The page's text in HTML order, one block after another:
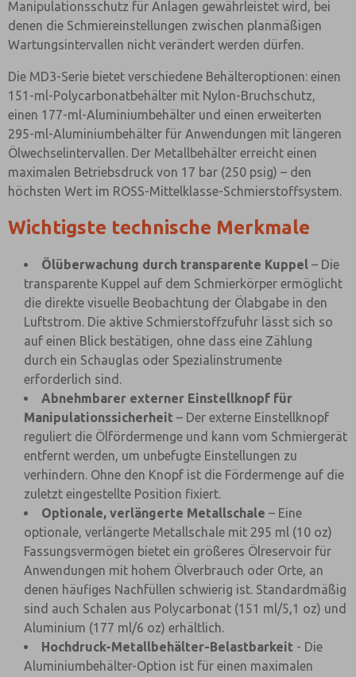
Manipulationsschutz für Anlagen gewährleistet wird, bei
denen die Schmiereinstellungen zwischen planmäßigen
Wartungsintervallen nicht verändert werden dürfen.
Die MD3-Serie bietet verschiedene Behälteroptionen: einen
151-ml-Polycarbonatbehälter mit Nylon-Bruchschutz,
einen 177-ml-Aluminiumbehälter und einen erweiterten
295-ml-Aluminiumbehälter für Anwendungen mit längeren
Ölwechselintervallen. Der Metallbehälter erreicht einen
maximalen Betriebsdruck von 17 bar (250 psig) – den
höchsten Wert im ROSS-Mittelklasse-Schmierstoffsystem.
Wichtigste technische Merkmale
Ölüberwachung durch transparente Kuppel – Die
transparente Kuppel auf dem Schmierkörper ermöglicht
die direkte visuelle Beobachtung der Ölabgabe in den
Luftstrom. Die aktive Schmierstoffzufuhr lässt sich so
auf einen Blick bestätigen, ohne dass eine Zählung
durch ein Schauglas oder Spezialinstrumente
erforderlich sind.
Abnehmbarer externer Einstellknopf für
Manipulationssicherheit – Der externe Einstellknopf
reguliert die Ölfördermenge und kann vom Schmiergerät
entfernt werden, um unbefugte Einstellungen zu
verhindern. Ohne den Knopf ist die Fördermenge auf die
zuletzt eingestellte Position fixiert.
Optionale, verlängerte Metallschale – Eine
optionale, verlängerte Metallschale mit 295 ml (10 oz)
Fassungsvermögen bietet ein größeres Ölreservoir für
Anwendungen mit hohem Ölverbrauch oder Orte, an
denen häufiges Nachfüllen schwierig ist. Standardmäßig
sind auch Schalen aus Polycarbonat (151 ml/5,1 oz) und
Aluminium (177 ml/6 oz) erhältlich.
Hochdruck-Metallbehälter-Belastbarkeit - Die
Aluminiumbehälter-Option ist für einen maximalen